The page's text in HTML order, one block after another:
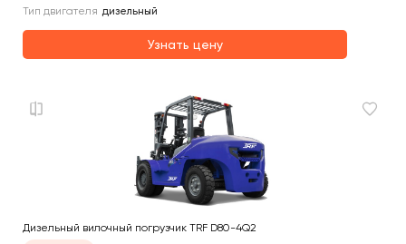
Тип двигателя дизельный
Узнать цену
Дизельный вилочный погрузчик TRF D80-4Q2